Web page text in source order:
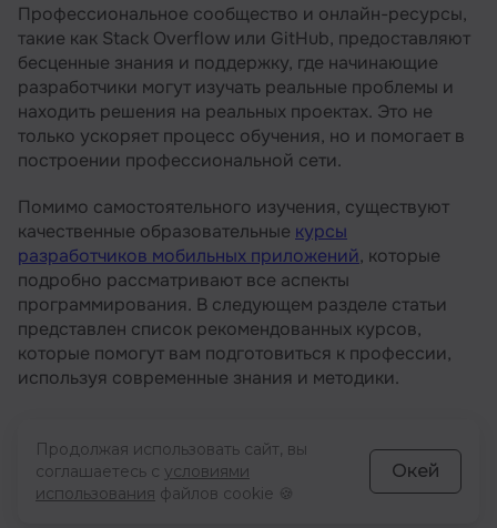
Профессиональное сообщество и онлайн-ресурсы,
такие как Stack Overflow или GitHub, предоставляют
бесценные знания и поддержку, где начинающие
разработчики могут изучать реальные проблемы и
находить решения на реальных проектах. Это не
только ускоряет процесс обучения, но и помогает в
построении профессиональной сети.
Помимо самостоятельного изучения, существуют
качественные образовательные курсы
разработчиков мобильных приложений, которые
подробно рассматривают все аспекты
программирования. В следующем разделе статьи
представлен список рекомендованных курсов,
которые помогут вам подготовиться к профессии,
используя современные знания и методики.
Несколько советов для
начинающих разработчиков
мобильных приложений
Продолжая использовать сайт, вы
соглашаетесь с условиями
использования файлов cookie 🍪
Окей